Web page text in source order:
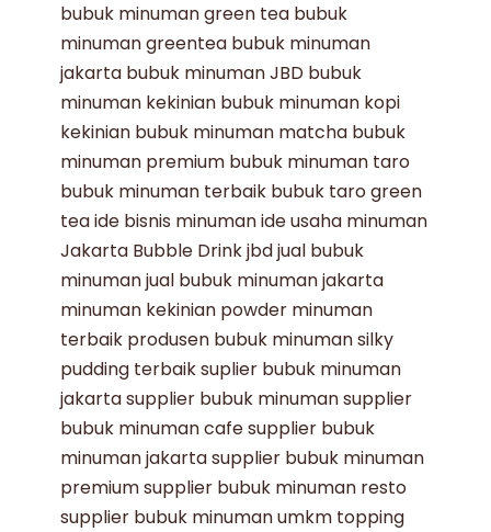
bubuk minuman green tea bubuk
minuman greentea bubuk minuman
jakarta bubuk minuman JBD bubuk
minuman kekinian bubuk minuman kopi
kekinian bubuk minuman matcha bubuk
minuman premium bubuk minuman taro
bubuk minuman terbaik bubuk tarogreen
teaide bisnis minumanide usaha minuman
Jakarta Bubble Drinkjbdjual bubuk
minumanjual bubuk minuman jakarta
minuman kekinian powder minuman
terbaik produsen bubuk minumansilky
pudding terbaiksuplier bubuk minuman
jakartasupplier bubuk minumansupplier
bubuk minuman cafesupplier bubuk
minuman jakartasupplier bubuk minuman
premiumsupplier bubuk minuman resto
supplier bubuk minuman umkm topping